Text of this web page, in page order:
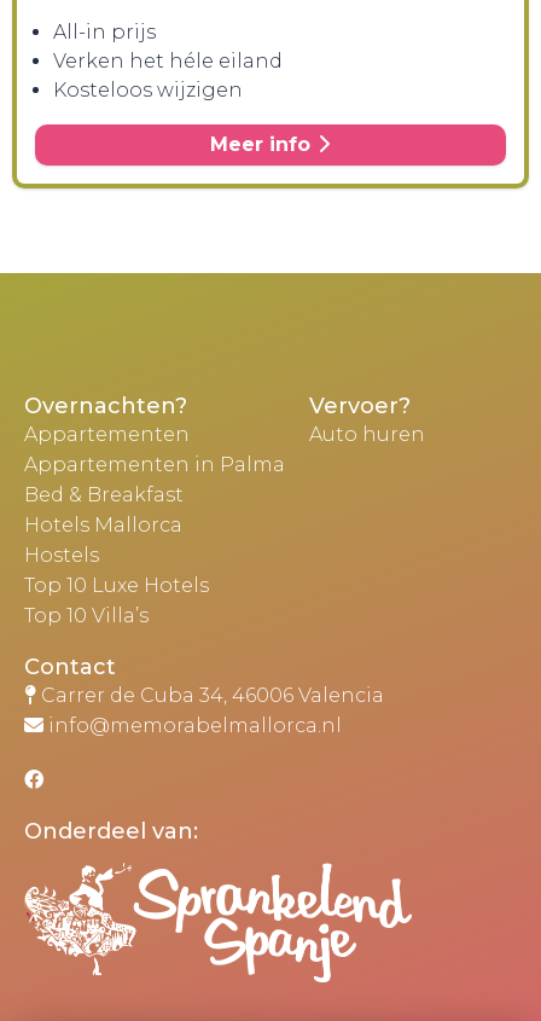
All-in prijs
Verken het héle eiland
Kosteloos wijzigen
Meer info
Overnachten?
Appartementen
Appartementen in Palma
Bed & Breakfast
Hotels Mallorca
Hostels
Top 10 Luxe Hotels
Top 10 Villa’s
Vervoer?
Auto huren
Contact
Carrer de Cuba 34, 46006 Valencia
info@memorabelmallorca.nl
Onderdeel van: